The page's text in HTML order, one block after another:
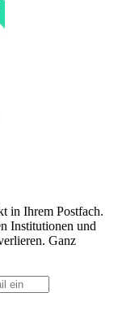
in Ihrem Postfach.
Institutionen und
Ganz